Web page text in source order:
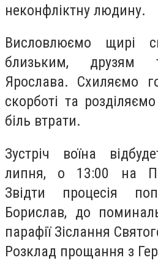
неконфліктну людину.
Висловлюємо щирі
близьким, друзям
Ярослава. Схиляємо
скорботі та
біль втрати.
Зустріч воїна
липня, о 13:00 на
Звідти процесія
Борислав, до
парафії Зіслання
Розклад прощання з